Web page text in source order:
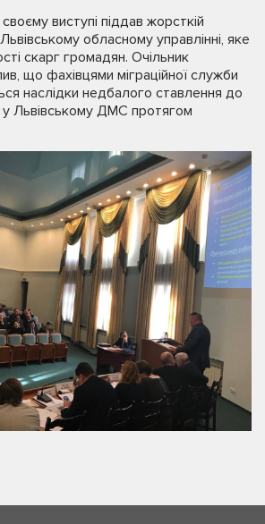
виступі піддав жорсткій
обласному управлінні, яке
скарг громадян. Очільник
що фахівцями міграційної служби
наслідки недбалого ставлення до
у Львівському ДМС протягом